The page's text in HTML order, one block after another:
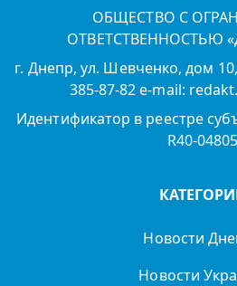
ОБЩЕСТВО С
ОТВЕТСТВЕННОСТЬЮ
г. Днепр, ул. Шевченко, дом
385-87-82 e-mail:
Идентификатор в реестре
R40-04805
Новости
Новости